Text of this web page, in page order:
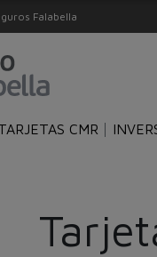
Falabella
CMR